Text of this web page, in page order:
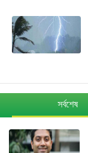
সর্বশেষ